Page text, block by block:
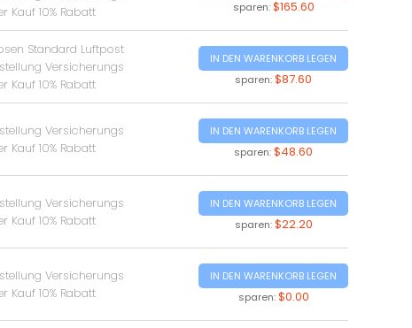
Kauf 10% Rabatt
sparen: $165.60
Standard Luftpost
Versicherungs
Kauf 10% Rabatt
IN DEN WARENKORB LEGEN
sparen:$87.60
Versicherungs
Kauf 10% Rabatt
IN DEN WARENKORB LEGEN
sparen:$48.60
Versicherungs
Kauf 10% Rabatt
IN DEN WARENKORB LEGEN
sparen: $22.20
Versicherungs
Kauf 10% Rabatt
IN DEN WARENKORB LEGEN
sparen: $0.00